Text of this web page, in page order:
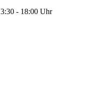
- 18:00 Uhr